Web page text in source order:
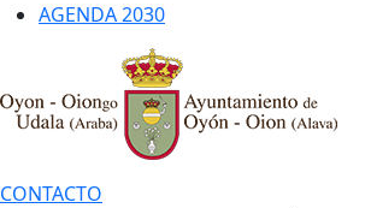
AGENDA 2030
CONTACTO